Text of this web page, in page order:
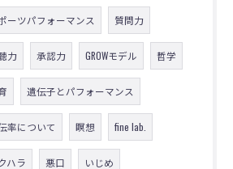
ーツパフォーマンス 質問力
力 承認力 GROWモデル 哲学
遺伝子とパフォーマンス
率について 瞑想 fine lab.
ハラ 悪口 いじめ